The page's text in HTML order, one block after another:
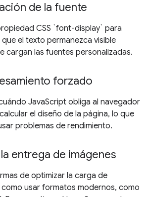
de la fuente
CSS `font-display` para
el texto permanezca visible
cargan las fuentes personalizadas.
forzado
JavaScript obliga al navegador
el diseño de la página, lo que
problemas de rendimiento.
entrega de imágenes
de optimizar la carga de
como usar formatos modernos, como